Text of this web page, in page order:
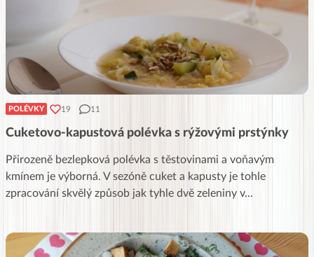
POLÉVKY 19 11
Cuketovo-kapustová polévka s rýžovými prstýnky
Přirozeně bezlepková polévka s těstovinami a voňavým
kmínem je výborná. V sezóně cuket a kapusty je tohle
zpracování skvělý způsob jak tyhle dvě zeleniny v...